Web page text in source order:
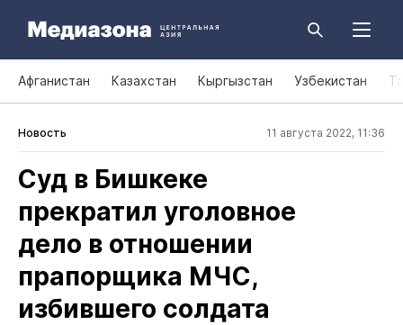
Афганистан Казахстан Кыргызстан Узбекистан
Новость 11 августа 2022, 11:36
Суд в Бишкеке
прекратил уголовное
дело в отношении
прапорщика МЧС,
избившего солдата